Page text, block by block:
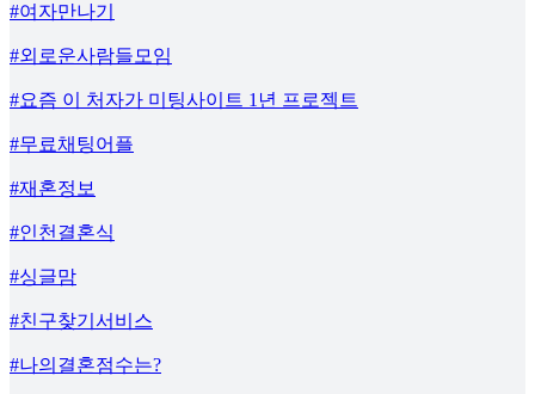
#여자만나기
#외로운사람들모임
#요즘 이 처자가 미팅사이트 1년 프로젝트
#무료채팅어플
#재혼정보
#인천결혼식
#싱글맘
#친구찾기서비스
#나의결혼점수는?